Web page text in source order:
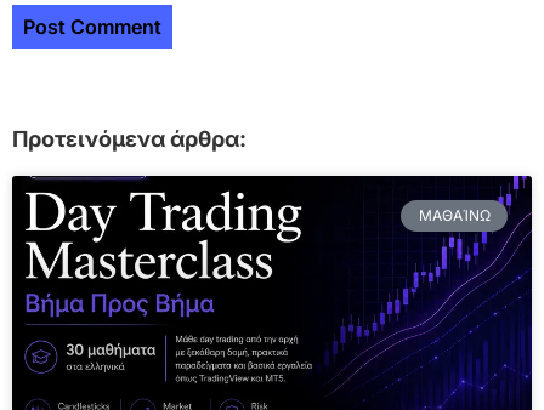
Προτεινόμενα άρθρα:
ΜΑΘΑΊΝΩ